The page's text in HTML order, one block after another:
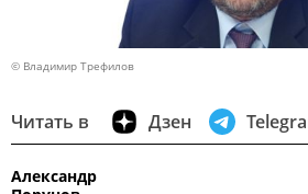
© Владимир Трефилов
Читать в Дзен
Александр